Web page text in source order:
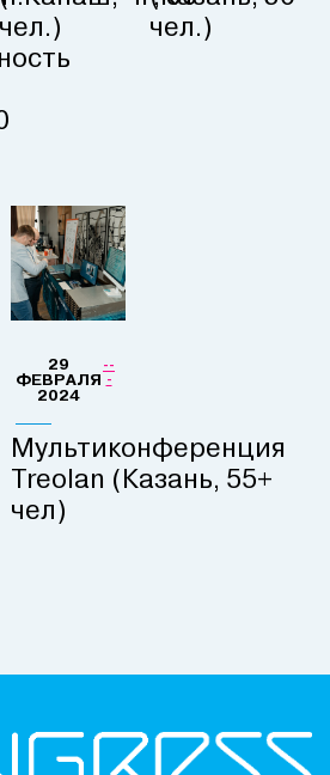
чел.)
чел.)
29
ФЕВРАЛЯ
2024
--
-
Мультиконференция
Treolan (Казань, 55+
чел)